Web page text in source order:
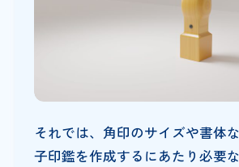
それでは、角印のサイズや書体
子印鑑を作成するにあたり必要